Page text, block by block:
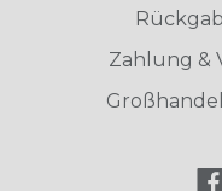
Zahlung &
Großhandel